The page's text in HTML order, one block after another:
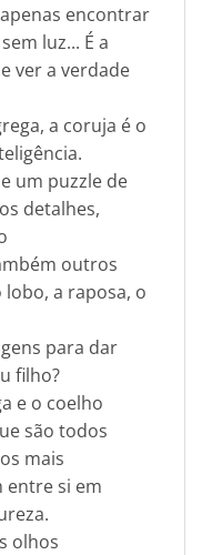
encontrar
luz... É a
ver a verdade
a coruja é o
um puzzle de
detalhes,
outros
a raposa, o
para dar
filho?
e o coelho
são todos
mais
entre si em
olhos